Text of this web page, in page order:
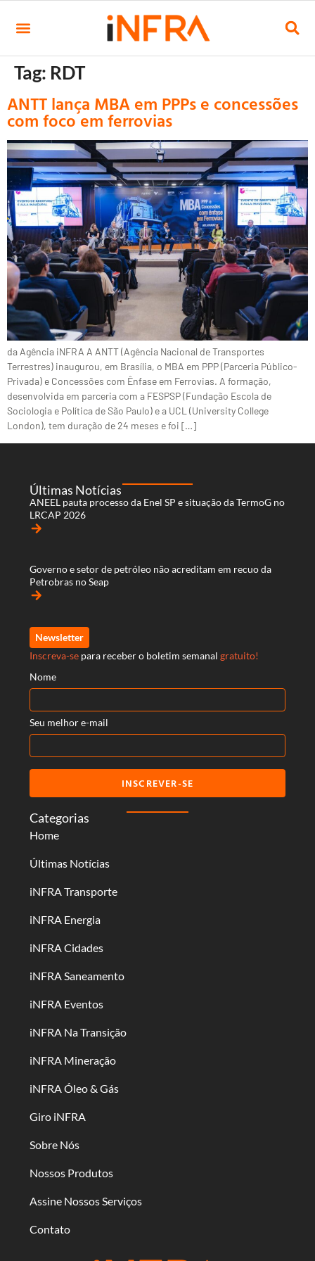
Tag: RDT
ANTT lança MBA em PPPs e concessões
com foco em ferrovias
da Agência iNFRA A ANTT (Agência Nacional de Transportes
Terrestres) inaugurou, em Brasília, o MBA em PPP (Parceria Público-
Privada) e Concessões com Ênfase em Ferrovias. A formação,
desenvolvida em parceria com a FESPSP (Fundação Escola de
Sociologia e Política de São Paulo) e a UCL (University College
London), tem duração de 24 meses e foi […]
Categorias
Home
Últimas Notícias
iNFRA Transporte
iNFRA Energia
iNFRA Cidades
iNFRA Saneamento
iNFRA Eventos
iNFRA Na Transição
iNFRA Mineração
iNFRA Óleo & Gás
Giro iNFRA
Sobre Nós
Nossos Produtos
Assine Nossos Serviços
Contato
Últimas Notícias
ANEEL pauta processo da Enel SP e situação da TermoG no
LRCAP 2026
arrow_forward
Governo e setor de petróleo não acreditam em recuo da
Petrobras no Seap
arrow_forward
Newsletter
Inscreva-se para receber o boletim semanal gratuito!
Nome
Seu melhor e-mail
INSCREVER-SE